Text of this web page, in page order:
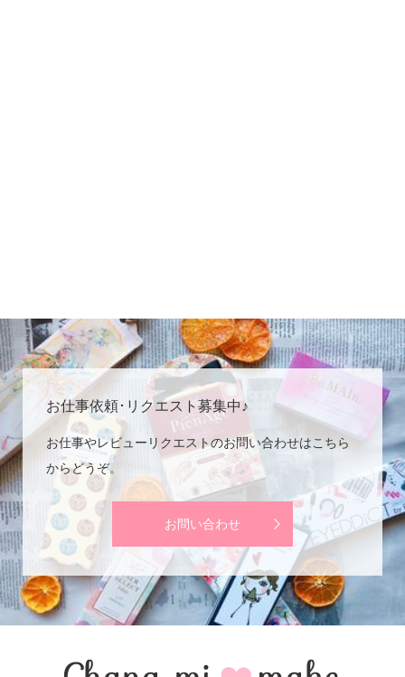
お仕事依頼･リクエスト募集中♪
お仕事やレビューリクエストのお問い合わせはこちら
からどうぞ。
お問い合わせ